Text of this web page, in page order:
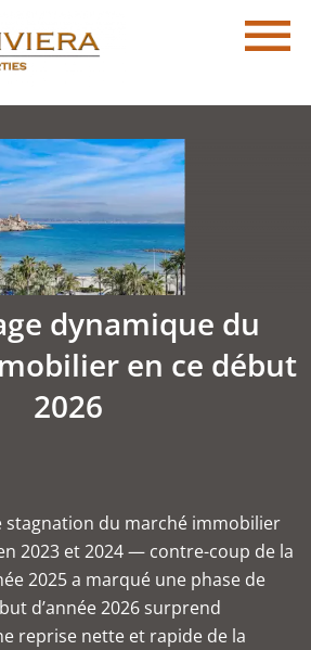
dynamique du
en ce début
2026
stagnation du marché immobilier
2023 et 2024 — contre-coup de la
2025 a marqué une phase de
d’année 2026 surprend
reprise nette et rapide de la